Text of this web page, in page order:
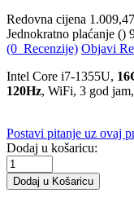
Redovna cijena
Jednokratno plaćanje ()
(0 Recenzije) Objavi
Intel Core i7-1355U,
120Hz, WiFi, 3 god
Postavi pitanje uz ovaj
Dodaj u košaricu: